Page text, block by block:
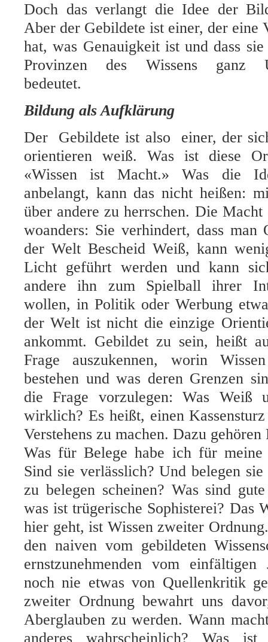
Doch das verlangt die Idee der
Aber der Gebildete ist einer, der eine
hat, was Genauigkeit ist und dass
Provinzen des Wissens ganz
bedeutet.
Bildung als Aufklärung
Der Gebildete ist also einer, der
orientieren weiß. Was ist diese
«Wissen ist Macht.» Was die
anbelangt, kann das nicht heißen:
über andere zu herrschen. Die Macht
woanders: Sie verhindert, dass
der Welt Bescheid Weiß, kann
Licht geführt werden und kann
andere ihn zum Spielball ihrer
wollen, in Politik oder Werbung
der Welt ist nicht die einzige
ankommt. Gebildet zu sein, heißt
Frage auszukennen, worin
bestehen und was deren Grenzen
die Frage vorzulegen: Was Weiß
wirklich? Es heißt, einen
Verstehens zu machen. Dazu
Was für Belege habe ich für meine
Sind sie verlässlich? Und belegen
zu belegen scheinen? Was sind
was ist trügerische Sophisterei? Das
hier geht, ist Wissen zweiter
den naiven vom gebildeten
ernstzunehmenden vom einfältigen
noch nie etwas von Quellenkritik
zweiter Ordnung bewahrt uns
Aberglauben zu werden. Wann
anderes wahrscheinlich? Was